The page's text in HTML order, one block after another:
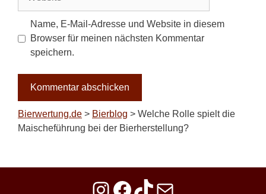
Name, E-Mail-Adresse und Website in diesem
Browser für meinen nächsten Kommentar
speichern.
Bierwertung.de > Bierblog > Welche Rolle spielt die
Maischeführung bei der Bierherstellung?
Instagram
Facebook
TikTok
E-Mail